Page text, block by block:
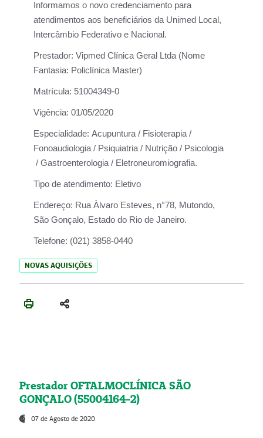
Informamos o novo credenciamento para
atendimentos aos beneficiários da Unimed Local,
Intercâmbio Federativo e Nacional.
Prestador: Vipmed Clínica Geral Ltda (Nome
Fantasia: Policlínica Master)
Matrícula: 51004349-0
Vigência: 01/05/2020
Especialidade: Acupuntura / Fisioterapia /
Fonoaudiologia / Psiquiatria / Nutrição / Psicologia
/ Gastroenterologia / Eletroneuromiografia.
Tipo de atendimento: Eletivo
Endereço: Rua Àlvaro Esteves, n°78, Mutondo,
São Gonçalo, Estado do Rio de Janeiro.
Telefone: (021) 3858-0440
NOVAS AQUISIÇÕES
Prestador OFTALMOCLÍNICA SÃO
GONÇALO (55004164-2)
07 de Agosto de 2020